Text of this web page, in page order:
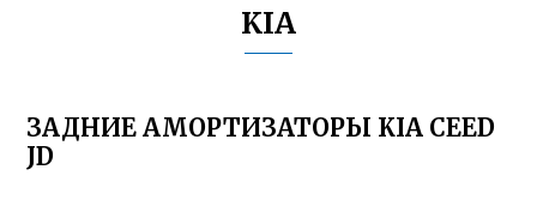
KIA
ЗАДНИЕ АМОРТИЗАТОРЫ KIA CEED
JD